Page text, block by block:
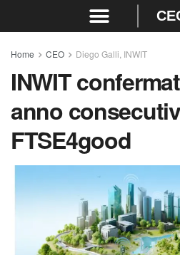
Home CEO Diego Galli, INWIT
INWIT
anno
FTSE4good